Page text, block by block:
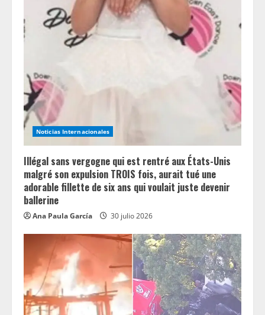
e
d
i
n
g
Noticias Internacionales
Illégal sans vergogne qui est rentré aux États-Unis
malgré son expulsion TROIS fois, aurait tué une
adorable fillette de six ans qui voulait juste devenir
ballerine
Ana Paula García 30 julio 2026